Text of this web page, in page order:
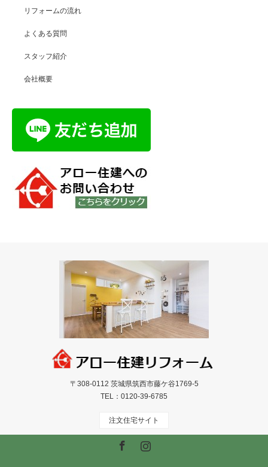
リフォームの流れ
よくある質問
スタッフ紹介
会社概要
〒308-0112 茨城県筑西市藤ケ谷1769-5
TEL： 0120-39-6785
注文住宅サイト